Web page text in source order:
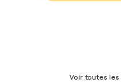
Voir toutes